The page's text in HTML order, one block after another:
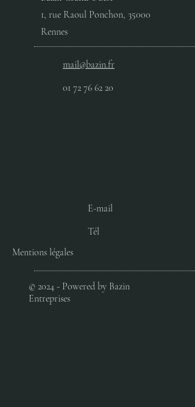
1, rue Raoul Ponchon, 35000
Rennes
mail@bazin.fr
01 72 76 62 20
E-mail
Tél
Mentions légales
© 2024 - Powered by Bazin
Entreprises